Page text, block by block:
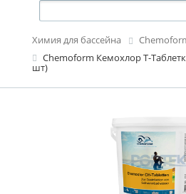
Химия для бассейна
Chemoform Кемохлор Т-
шт)